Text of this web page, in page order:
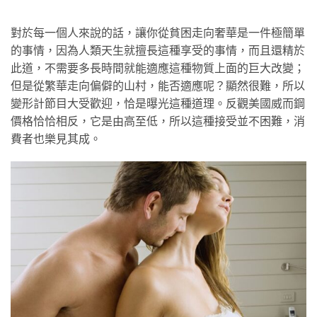
對於每一個人來說的話，讓你從貧困走向奢華是一件極簡單
的事情，因為人類天生就擅長這種享受的事情，而且還精於
此道，不需要多長時間就能適應這種物質上面的巨大改變；
但是從繁華走向偏僻的山村，能否適應呢？顯然很難，所以
變形計節目大受歡迎，恰是曝光這種道理。反觀美國威而鋼
價格恰恰相反，它是由高至低，所以這種接受並不困難，消
費者也樂見其成。